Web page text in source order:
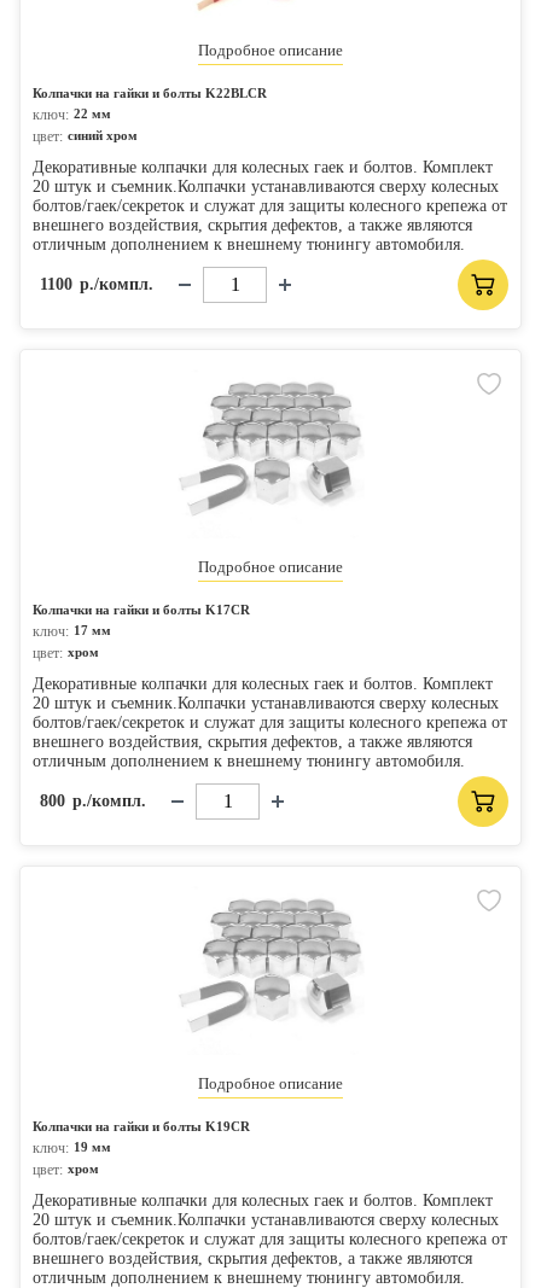
Подробное описание
Колпачки на гайки и болты K22BLСR
ключ: 22 мм
цвет: синий хром
Декоративные колпачки для колесных гаек и болтов. Комплект
20 штук и съемник.Колпачки устанавливаются сверху колесных
болтов/гаек/секреток и служат для защиты колесного крепежа от
внешнего воздействия, скрытия дефектов, а также являются
отличным дополнением к внешнему тюнингу автомобиля.
1100 р./компл.
Подробное описание
Колпачки на гайки и болты K17CR
ключ: 17 мм
цвет: хром
Декоративные колпачки для колесных гаек и болтов. Комплект
20 штук и съемник.Колпачки устанавливаются сверху колесных
болтов/гаек/секреток и служат для защиты колесного крепежа от
внешнего воздействия, скрытия дефектов, а также являются
отличным дополнением к внешнему тюнингу автомобиля.
800 р./компл.
Подробное описание
Колпачки на гайки и болты K19CR
ключ: 19 мм
цвет: хром
Декоративные колпачки для колесных гаек и болтов. Комплект
20 штук и съемник.Колпачки устанавливаются сверху колесных
болтов/гаек/секреток и служат для защиты колесного крепежа от
внешнего воздействия, скрытия дефектов, а также являются
отличным дополнением к внешнему тюнингу автомобиля.